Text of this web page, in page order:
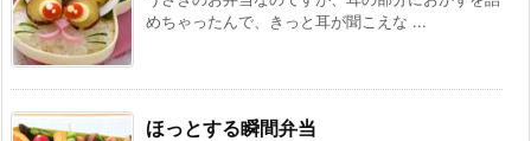
めちゃったんで、きっと耳が聞こえな ...
ほっとする瞬間弁当